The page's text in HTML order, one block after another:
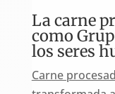
La carne
como
los seres
Carne